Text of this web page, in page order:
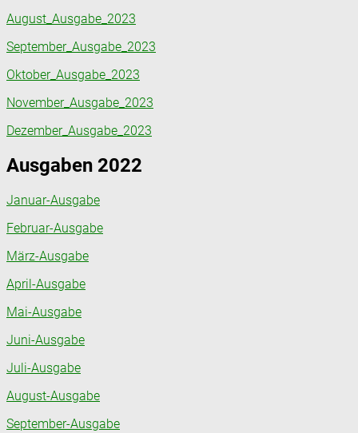
August_Ausgabe_2023
September_Ausgabe_2023
Oktober_Ausgabe_2023
November_Ausgabe_2023
Dezember_Ausgabe_2023
Ausgaben 2022
Januar-Ausgabe
Februar-Ausgabe
März-Ausgabe
April-Ausgabe
Mai-Ausgabe
Juni-Ausgabe
Juli-Ausgabe
August-Ausgabe
September-Ausgabe